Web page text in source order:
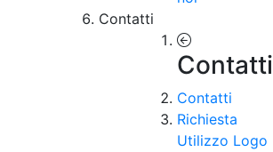
Contatti
Contatti
Contatti
Richiesta
Utilizzo Logo